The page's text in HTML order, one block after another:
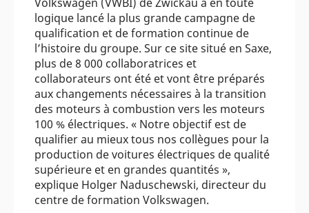
logique lancé la plus grande campagne de
qualification et de formation continue de
l’histoire du groupe. Sur ce site situé en Saxe,
plus de 8 000 collaboratrices et
collaborateurs ont été et vont être préparés
aux changements nécessaires à la transition
des moteurs à combustion vers les moteurs
100 % électriques. « Notre objectif est de
qualifier au mieux tous nos collègues pour la
production de voitures électriques de qualité
supérieure et en grandes quantités »,
explique Holger Naduschewski, directeur du
centre de formation Volkswagen.